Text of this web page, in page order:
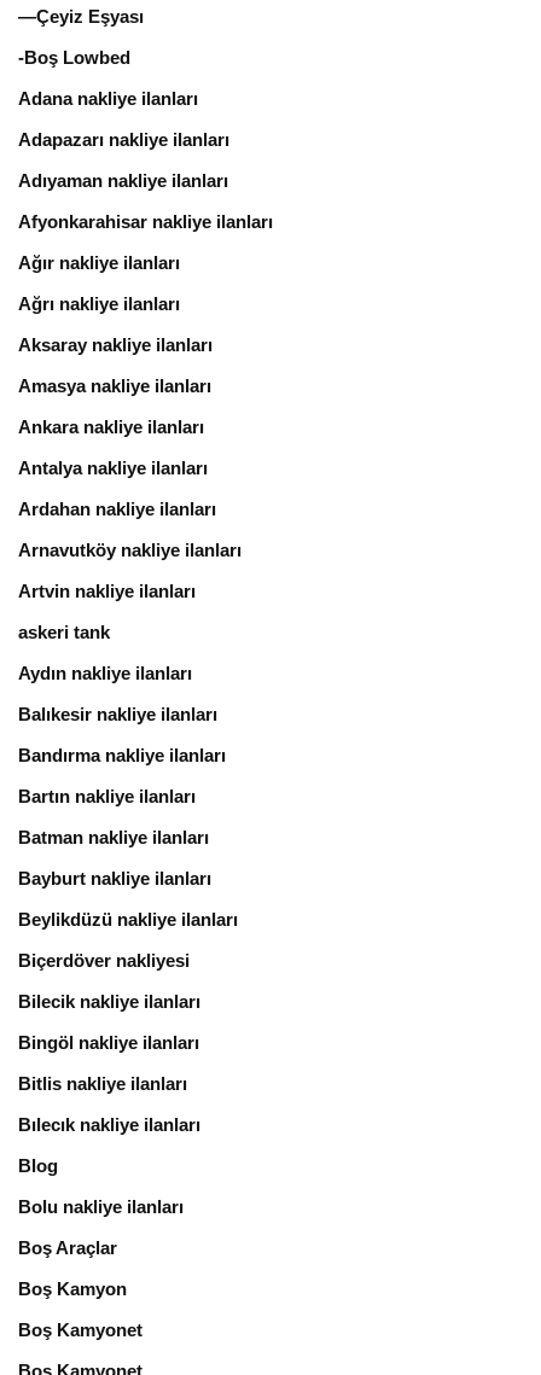
—Çeyiz Eşyası
-Boş Lowbed
Adana nakliye ilanları
Adapazarı nakliye ilanları
Adıyaman nakliye ilanları
Afyonkarahisar nakliye ilanları
Ağır nakliye ilanları
Ağrı nakliye ilanları
Aksaray nakliye ilanları
Amasya nakliye ilanları
Ankara nakliye ilanları
Antalya nakliye ilanları
Ardahan nakliye ilanları
Arnavutköy nakliye ilanları
Artvin nakliye ilanları
askeri tank
Aydın nakliye ilanları
Balıkesir nakliye ilanları
Bandırma nakliye ilanları
Bartın nakliye ilanları
Batman nakliye ilanları
Bayburt nakliye ilanları
Beylikdüzü nakliye ilanları
Biçerdöver nakliyesi
Bilecik nakliye ilanları
Bingöl nakliye ilanları
Bitlis nakliye ilanları
Bılecık nakliye ilanları
Blog
Bolu nakliye ilanları
Boş Araçlar
Boş Kamyon
Boş Kamyonet
Boş Kamyonet